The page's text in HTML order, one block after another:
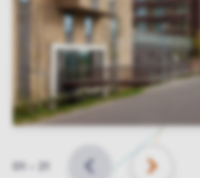
Slide
VORIGE VOLGENDE